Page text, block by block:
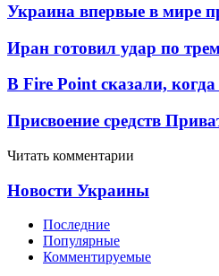
Украина впервые в мире
Иран готовил удар по
В Fire Point сказали,
Присвоение средств
Читать комментарии
Новости Украины
Последние
Популярные
Комментируемые